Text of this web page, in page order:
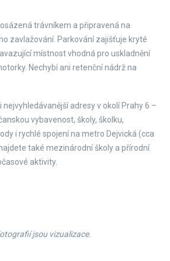
trávníkem a připravená na
zavlažování. Parkování zajišťuje kryté
místnost vhodná pro uskladnění
Nechybí ani retenční nádrž na
adresy v okolí Prahy 6 –
vybavenost, školy, školku,
i rychlé spojení na metro Dejvická (cca
také mezinárodní školy a přírodní
aktivity.
jsou vizualizace.